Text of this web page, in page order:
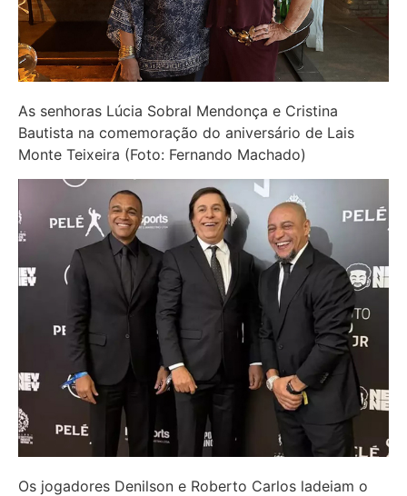
As senhoras Lúcia Sobral Mendonça e Cristina
Bautista na comemoração do aniversário de Lais
Monte Teixeira (Foto: Fernando Machado)
Os jogadores Denilson e Roberto Carlos ladeiam o